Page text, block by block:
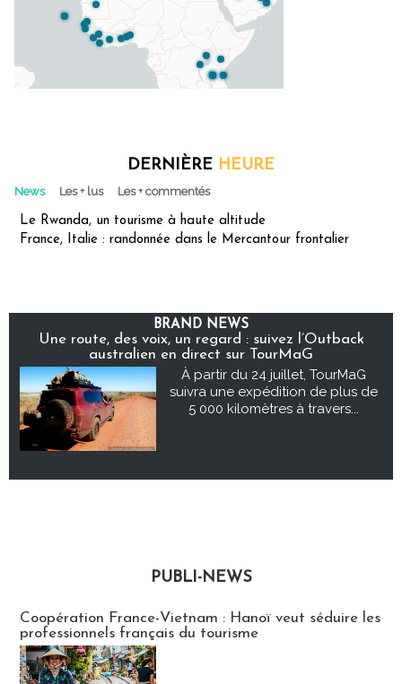
DERNIÈRE HEURE
News Les + lus Les + commentés
Le Rwanda, un tourisme à haute altitude
France, Italie : randonnée dans le Mercantour frontalier
BRAND NEWS
Une route, des voix, un regard : suivez l’Outback
australien en direct sur TourMaG
À partir du 24 juillet, TourMaG
suivra une expédition de plus de
5 000 kilomètres à travers...
PUBLI-NEWS
Coopération France-Vietnam : Hanoï veut séduire les
professionnels français du tourisme